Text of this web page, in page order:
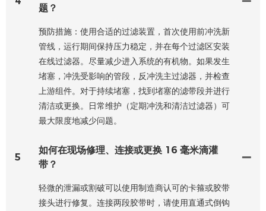
题？
预防措施：使用合适的过滤装置，首次使用前冲洗新
管线，运行期间保持压力稳定，并在每个过滤区安装
在线过滤器。尽量减少进入系统的有机物。如果发生
堵塞，冲洗受影响的管段，反冲洗主过滤器，并检查
上游组件。对于持续堵塞，找到堵塞的滤带段并进行
清洁或更换。日常维护（定期冲洗和清洁过滤器）可
最大限度地减少问题。
5
如何在现场修理、连接或更换 16 毫米滴灌
带？
轻微的泄漏或割破可以使用制造商认可的卡箍或胶带
接头进行修复。连接两段胶带时，请使用直通式倒钩